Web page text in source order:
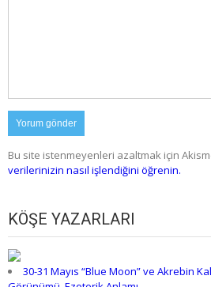
Bu site istenmeyenleri azaltmak için
verilerinizin nasıl işlendiğini öğrenin.
KÖŞE YAZARLARI
30-31 Mayıs “Blue Moon” ve Akrebin